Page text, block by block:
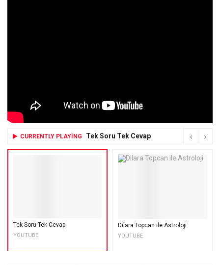
CURRENTLY PLAYING Tek Soru Tek Cevap
Tek Soru Tek Cevap
YOUTUBE
Dilara Topcan ile Astroloji
YOUTUBE